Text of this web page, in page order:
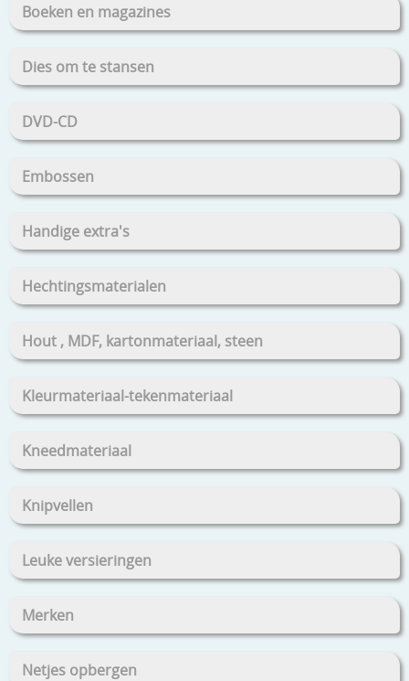
Boeken en magazines
Dies om te stansen
DVD-CD
Embossen
Handige extra's
Hechtingsmaterialen
Hout , MDF, kartonmateriaal, steen
Kleurmateriaal-tekenmateriaal
Kneedmateriaal
Knipvellen
Leuke versieringen
Merken
Netjes opbergen